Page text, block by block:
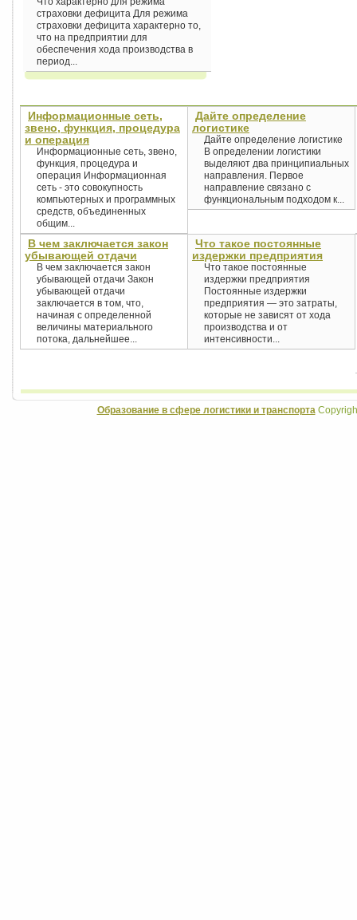
страховки дефицита Для режима
страховки дефицита характерно то,
что на предприятии для
обеспечения хода производства в
период...
Информационные сеть,
звено, функция, процедура
и операция
Информационные сеть, звено,
функция, процедура и
операция Информационная
сеть - это совокупность
компьютерных и программных
средств, объединенных
общим...
Дайте определение
логистике
Дайте определение логистике
В определении логистики
выделяют два принципиальных
направления. Первое
направление связано с
функциональным подходом к...
В чем заключается закон
убывающей отдачи
В чем заключается закон
убывающей отдачи Закон
убывающей отдачи
заключается в том, что,
начиная с определенной
величины материального
потока, дальнейшее...
Что такое постоянные
издержки предприятия
Что такое постоянные
издержки предприятия
Постоянные издержки
предприятия — это затраты,
которые не зависят от хода
производства и от
интенсивности...
Образование в сфере логистики и транспорта